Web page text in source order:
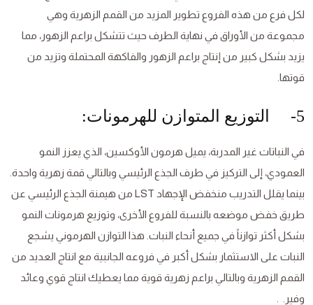
لكل فرع من هذه الفروع تطوير المزيد من القمم الزهرية وهي
مجموعة من الأوراق في نهاية الطرف حيث تتشكل براعم الزهور، مما
يزيد بشكل كبير من إنتاج براعم الزهور والفاكهة المحتملة وتزيد من
قوتها.
5- التوزيع المتوازن للهرمونات:
في النباتات غير المدربة، يميل هرمون الأوكسين، الذي يعزز النمو
العمودي، إلى التركيز في طرف الجذع الرئيسي وبالتالي قمة زهرية واحدة.
بينما يقلل التدريب منخفض الإجهاد LST من هيمنة الجذع الرئيسي عن
طريق خفض موضعه بالنسبة للفروع الأخرى، وتوزيع هرمونات النمو
بشكل أكثر توازناً في جميع أنحاء النبات. هذا التوازن الهرموني يشجع
النبات على الاستثمار بشكل أكبر في فروعه الجانبية مع انتاج العديد من
القمم الزهرية وبالتالي براعم زهرية قوية مما يعطيك انتاج قوي وعائد
وفير. .